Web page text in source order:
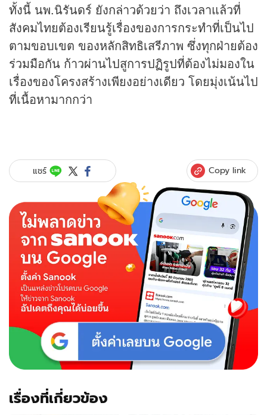
ทั้งนี้ นพ.นิรันดร์ ยังกล่าวด้วยว่า ถึงเวลาแล้วที่
สังคมไทยต้องเรียนรู้เรื่องของการกระทำที่เป็นไป
ตามขอบเขต ของหลักสิทธิเสรีภาพ ซึ่งทุกฝ่ายต้อง
ร่วมมือกัน ก้าวผ่านไปสูการปฏิรูปที่ต้องไม่มองใน
เรื่องของโครงสร้างเพียงอย่างเดียว โดยมุ่งเน้นไป
ที่เนื้อหามากกว่า
แชร์ Copy link
เรื่องที่เกี่ยวข้อง